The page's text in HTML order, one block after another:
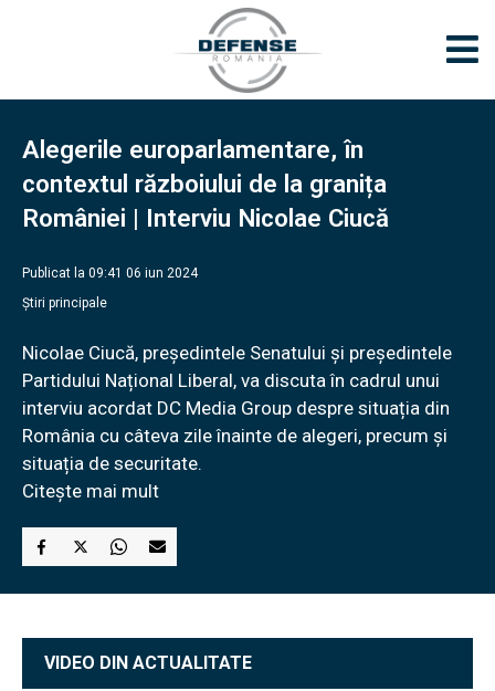
Alegerile europarlamentare, în
contextul războiului de la granița
României | Interviu Nicolae Ciucă
Publicat la 09:41 06 iun 2024
Știri principale
Nicolae Ciucă, președintele Senatului și președintele
Partidului Național Liberal, va discuta în cadrul unui
interviu acordat DC Media Group despre situația din
România cu câteva zile înainte de alegeri, precum și
situația de securitate.
Citește mai mult
VIDEO DIN ACTUALITATE